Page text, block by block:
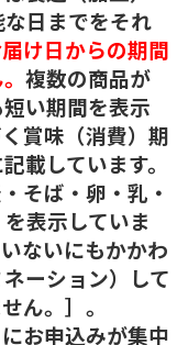
日までをそれ
け日からの期間
複数の商品が
い期間を表示
賞味（消費）期
載しています。
そば・卵・乳・
表示していま
ないにもかかわ
ーション）して
ん。］。
お申込みが集中